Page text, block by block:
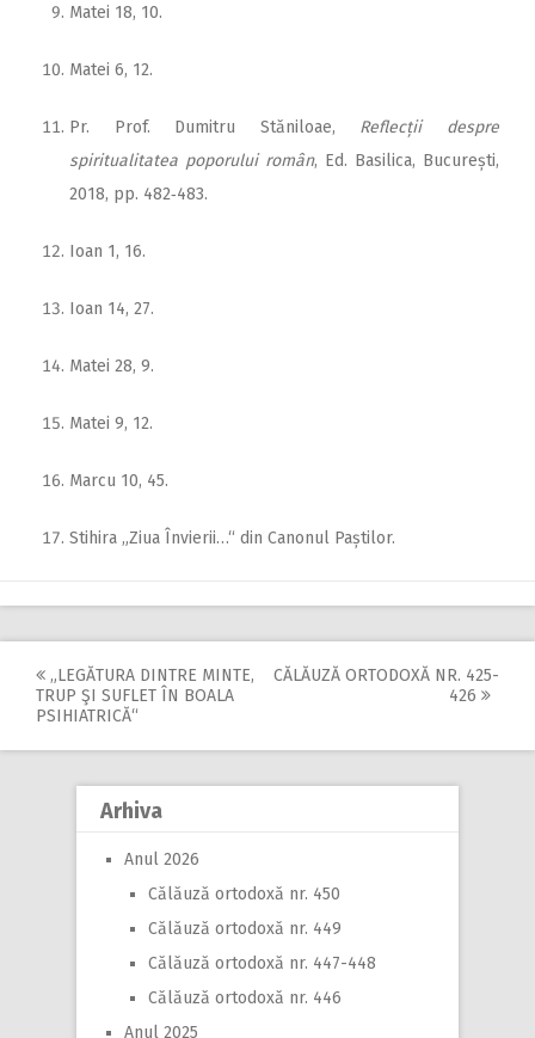
Matei 18, 10.
Matei 6, 12.
Pr. Prof. Dumitru Stăniloae, Reflecții despre
spiritualitatea poporului român, Ed. Basilica, București,
2018, pp. 482‑483.
Ioan 1, 16.
Ioan 14, 27.
Matei 28, 9.
Matei 9, 12.
Marcu 10, 45.
Stihira „Ziua Învierii…“ din Canonul Paștilor.
Post
navigation
„LEGĂTURA DINTRE MINTE,
TRUP ŞI SUFLET ÎN BOALA
PSIHIATRICĂ“
CĂLĂUZĂ ORTODOXĂ NR. 425-
426
Arhiva
Anul 2026
Călăuză ortodoxă nr. 450
Călăuză ortodoxă nr. 449
Călăuză ortodoxă nr. 447-448
Călăuză ortodoxă nr. 446
Anul 2025